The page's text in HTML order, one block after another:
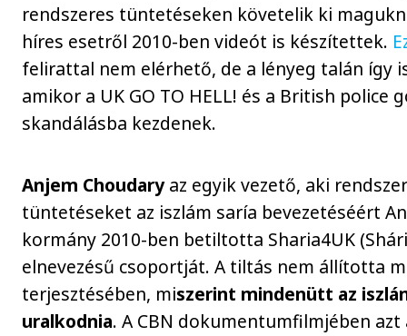
rendszeres tüntetéseken követelik ki
híres esetről 2010-ben videót is készítettek.
felirattal nem elérhető, de a lényeg talán így
amikor a UK GO TO HELL! és a British police
skandálásba kezdenek.
Anjem Choudaryaz egyik vezető, aki
tüntetéseket az iszlám saría bevezetéséért
kormány 2010-ben betiltotta Sharia4UK
elnevezésű csoportját. A tiltás nem állította
terjesztésében, miszerint mindenütt az
uralkodnia. A CBN dokumentumfilmjében